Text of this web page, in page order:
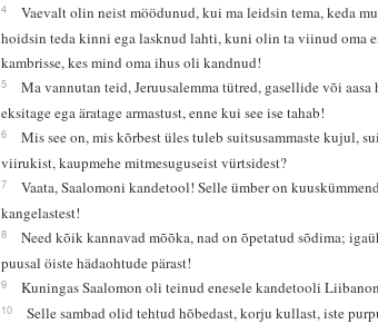
4
Vaevalt olin neist möödunud, kui ma leidsin tema, keda
hoidsin teda kinni ega lasknud lahti, kuni olin ta viinud oma
kambrisse, kes mind oma ihus oli kandnud!
5
Ma vannutan teid, Jeruusalemma tütred, gasellide või aasa
eksitage ega äratage armastust, enne kui see ise tahab!
6
Mis see on, mis kõrbest üles tuleb suitsusammaste kujul,
viirukist, kaupmehe mitmesuguseist vürtsidest?
7
Vaata, Saalomoni kandetool! Selle ümber on
kangelastest!
8
Need kõik kannavad mõõka, nad on õpetatud sõdima;
puusal öiste hädaohtude pärast!
9 Kuningas Saalomon oli teinud enesele kandetooli
10
Selle sambad olid tehtud hõbedast, korju kullast, iste